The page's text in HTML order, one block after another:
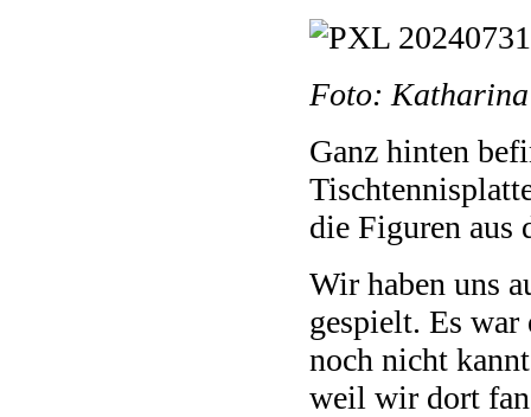
Foto:
Ganz hinten
die Figuren aus
Wir haben uns
gespielt. Es
noch nicht
weil wir dort